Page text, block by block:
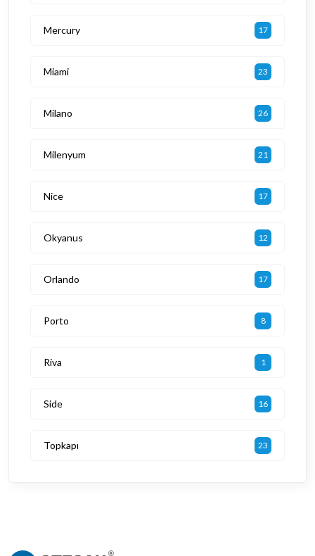
Mercury 17
Miami 23
Milano 26
Milenyum 21
Nice 17
Okyanus 12
Orlando 17
Porto 8
Riva 1
Side 16
Topkapı 23